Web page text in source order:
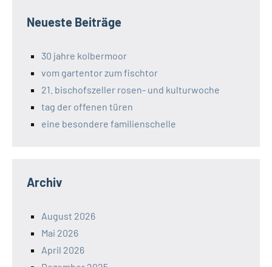
Neueste Beiträge
30 jahre kolbermoor
vom gartentor zum fischtor
21. bischofszeller rosen- und kulturwoche
tag der offenen türen
eine besondere familienschelle
Archiv
August 2026
Mai 2026
April 2026